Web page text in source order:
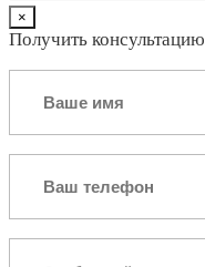
×
Получить консультацию